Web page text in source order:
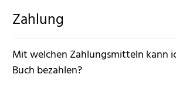
Zahlung
Mit welchen Zahlungsmitteln kann
Buch bezahlen?